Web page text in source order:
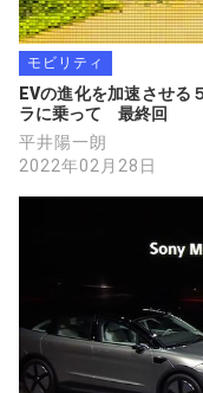
モビリティ
EVの進化を加速させる
ラに乗って　最終回
平井陽一朗
2022年02月28日